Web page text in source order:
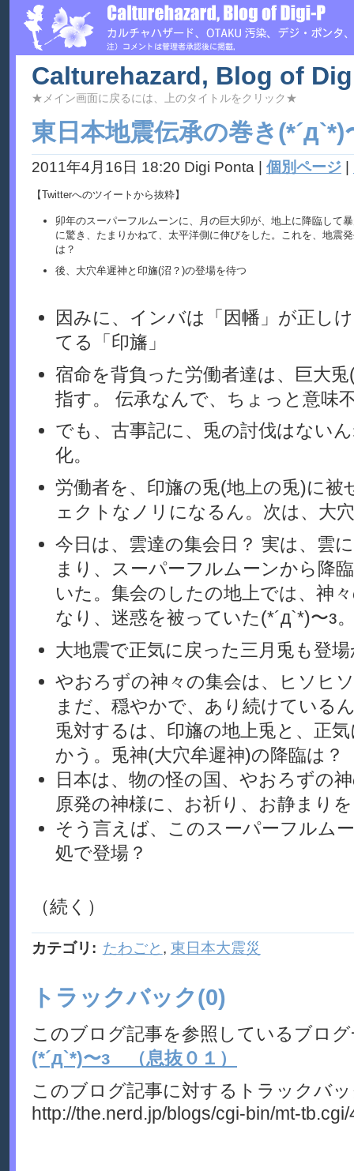
Calturehazard, Blog of
★メイン画面に戻るには、上のタイトルをクリック★
東日本地震伝承の巻き
2011年4月16日 18:20 Digi Ponta | 個別ページ |
【Twitterへのツイートから抜粋】
卯年のスーパーフルムーンに、月の巨大卯が、地上に降臨して
に驚き、たまりかねて、太平洋側に伸びをした。これを、地震
は？
後、大穴牟遲神と印旛(沼？)の登場を待つ
因みに、インバは「因幡」が正し
てる「印旛」
宿命を背負った労働者達は、巨大
指す。 伝承なんで、ちょっと意味
でも、古事記に、兎の討伐はない
化。
労働者を、印旛の兎(地上の兎)に
ェクトなノリになるん。次は、大
今日は、雲達の集会日？ 実は、雲
まり、スーパーフルムーンから降
いた。集会のしたの地上では、神
なり、迷惑を被っていた(*´д`*)〜з
大地震で正気に戻った三月兎も登
やおろずの神々の集会は、ヒソヒ
まだ、穏やかで、あり続けている
兎対するは、印旛の地上兎と、正
かう。兎神(大穴牟遲神)の降臨は？
日本は、物の怪の国、やおろずの
原発の神様に、お祈り、お静まり
そう言えば、このスーパーフルム
処で登場？
（続く）
カテゴリ : たわごと , 東日本大震災
トラックバック(0)
このブログ記事を参照しているブロ
(*´д`*)〜з （息抜０１）
このブログ記事に対するトラックバ
http://the.nerd.jp/blogs/cgi-bin/mt-